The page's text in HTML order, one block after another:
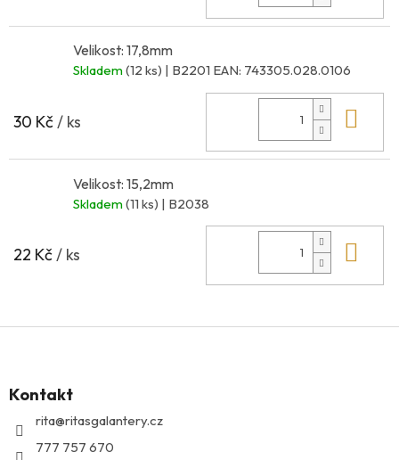
Velikost: 17,8mm
Skladem(12 ks) | B2201 EAN: 743305.028.0106
30 Kč/ ks
Velikost: 15,2mm
Skladem(11 ks) | B2038
22 Kč/ ks
Z
aKontakt
rita@ritasgalantery.cz
777 757 670